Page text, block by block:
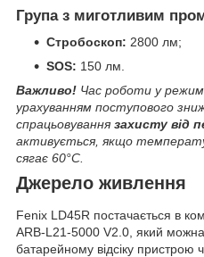
Група з миготливим
Стробоскоп: 2800 лм;
SOS: 150 лм.
Важливо! Час роботи у
урахуванням поступового
спрацьовування захисту від
активується, якщо
сягає 60°C.
Джерело живлення
Fenix LD45R постачається в
ARB-L21-5000 V2.0, який
батарейному відсіку